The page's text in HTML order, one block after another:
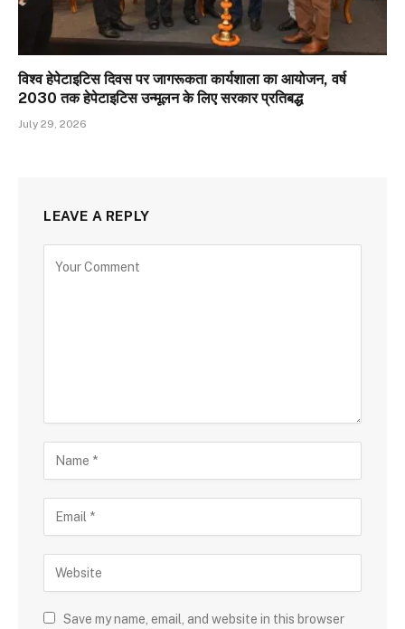
विश्व हेपेटाइटिस दिवस पर जागरूकता कार्यशाला का आयोजन, वर्ष
2030 तक हेपेटाइटिस उन्मूलन के लिए सरकार प्रतिबद्ध
July 29, 2026
LEAVE A REPLY
Save my name, email, and website in this browser